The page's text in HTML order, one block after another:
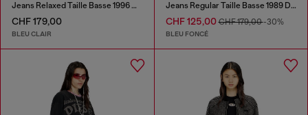
Jeans Relaxed Taille Basse 1996 D-Sire
CHF 179,00
BLEU CLAIR
Jeans Regular Taille Basse 1989 D-Mine
CHF 125,00CHF 179,00-30%
BLEU FONCÉ